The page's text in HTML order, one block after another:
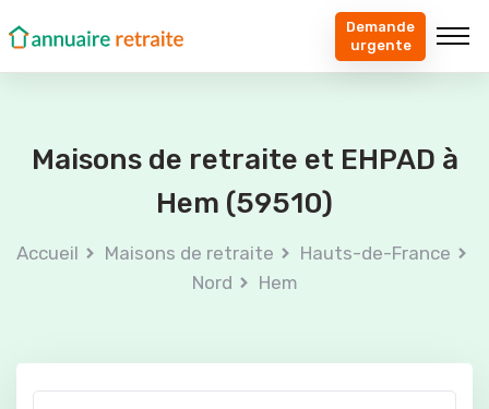
Demande
urgente
Maisons de retraite et EHPAD à
Hem (59510)
Accueil Maisons de retraite
Hauts-de-France
Nord
Hem